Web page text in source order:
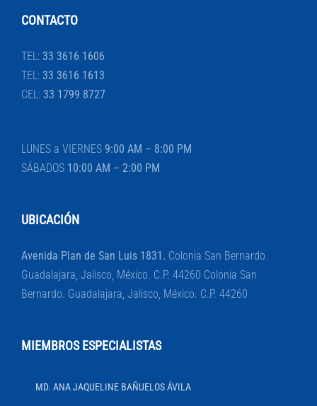
CONTACTO
TEL: 33 3616 1606
TEL: 33 3616 1613
CEL: 33 1799 8727
LUNES a VIERNES 9:00 AM – 8:00 PM
SÁBADOS 10:00 AM – 2:00 PM
UBICACIÓN
Avenida Plan de San Luis 1831. Colonia San Bernardo.
Guadalajara, Jalisco, México. C.P. 44260 Colonia San
Bernardo. Guadalajara, Jalisco, México. C.P. 44260
MIEMBROS ESPECIALISTAS
MD. ANA JAQUELINE BAÑUELOS ÁVILA